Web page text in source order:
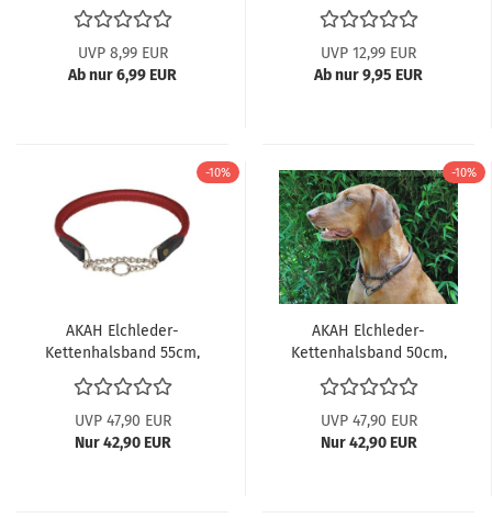
einfarbig...
UVP 8,99 EUR
Ab nur 6,99 EUR
UVP 12,99 EUR
Ab nur 9,95 EUR
-10%
AKAH Elchleder-
Kettenhalsband 55cm,
Rot
UVP 47,90 EUR
Nur 42,90 EUR
-10%
AKAH Elchleder-
Kettenhalsband 50cm,
Dunkelbraun...
UVP 47,90 EUR
Nur 42,90 EUR